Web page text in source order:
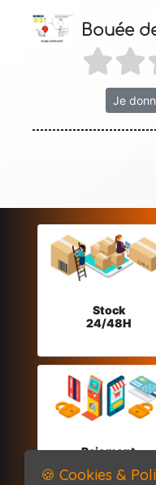
Bouée
Je
Stock
24/48H
Paiement
🍪 Cookies &